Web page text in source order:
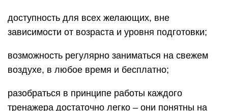
доступность для всех желающих, вне
зависимости от возраста и уровня подготовки;
возможность регулярно заниматься на свежем
воздухе, в любое время и бесплатно;
разобраться в принципе работы каждого
тренажера достаточно легко – они понятны на